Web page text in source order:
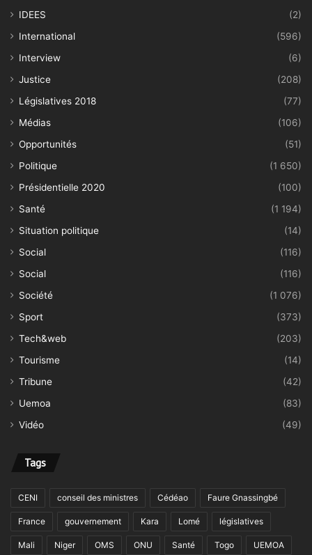
IDEES
(2)
International
(596)
Interview
(6)
Justice
(208)
Législatives 2018
(77)
Médias
(106)
Opportunités
(51)
Politique
(1 650)
Présidentielle 2020
(100)
Santé
(1 194)
Situation politique
(14)
Social
(116)
Social
(116)
Société
(1 076)
Sport
(373)
Tech&web
(203)
Tourisme
(14)
Tribune
(42)
Uemoa
(83)
Vidéo
(49)
Tags
CENI conseil des ministres Cédéao Faure Gnassingbé
France gouvernement Kara Lomé législatives
Mali Niger OMS ONU Santé Togo UEMOA